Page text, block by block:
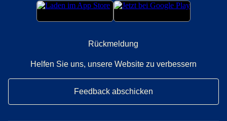
Rückmeldung
Helfen Sie uns, unsere Website zu verbessern
Feedback abschicken